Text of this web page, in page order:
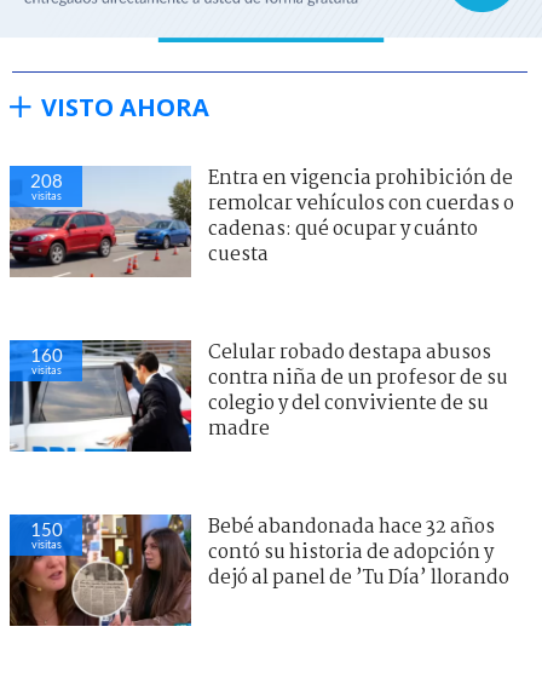
VISTO AHORA
208
visitas
Entra en vigencia prohibición de
remolcar vehículos con cuerdas o
cadenas: qué ocupar y cuánto
cuesta
160
visitas
Celular robado destapa abusos
contra niña de un profesor de su
colegio y del conviviente de su
madre
150
visitas
Bebé abandonada hace 32 años
contó su historia de adopción y
dejó al panel de ’Tu Día’ llorando